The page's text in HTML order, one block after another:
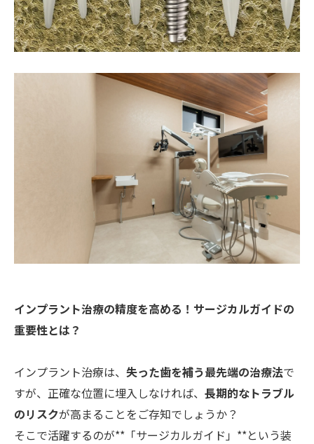
インプラント治療の精度を高める！サージカルガイドの
重要性とは？
インプラント治療は、 失った歯を補う最先端の治療法で
すが、正確な位置に埋入しなければ、 長期的なトラブル
のリスクが高まることをご存知でしょうか？
そこで活躍するのが**「サージカルガイド」**という装